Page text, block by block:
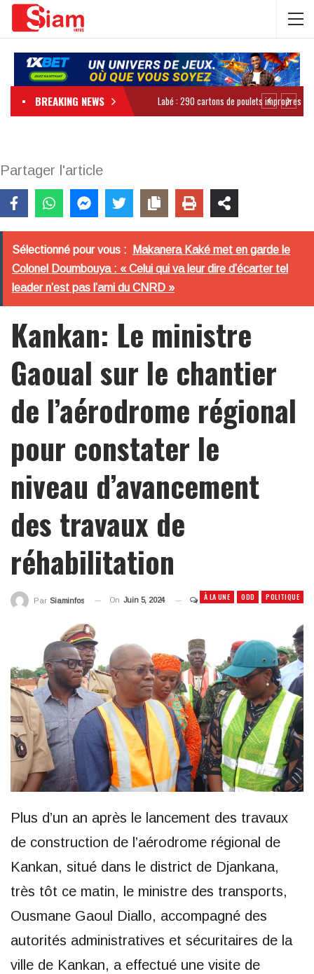
BREAKING NEWS
Partager l'article
Sélectionné pour vous :
Makanera Kaké met en garde le
Colonel Doumbouya : « Celui qui va leur dire d’écarter tel
leader n’est pas l’ami du CNRD »
Kankan: Le ministre
Gaoual sur le chantier
de l’aérodrome régional
pour constater le
niveau d’avancement
des travaux de
réhabilitation
À LA UNE ODD POLITIQUE
Par Siaminfos On Juin 5, 2024
Plus d’un an après le lancement des travaux
de construction de l’aérodrome régional de
Kankan, situé dans le district de Djankana,
très tôt ce matin, le ministre des transports,
Ousmane Gaoul Diallo, accompagné des
autorités administratives et sécuritaires de la
ville de Kankan, a effectué une visite de